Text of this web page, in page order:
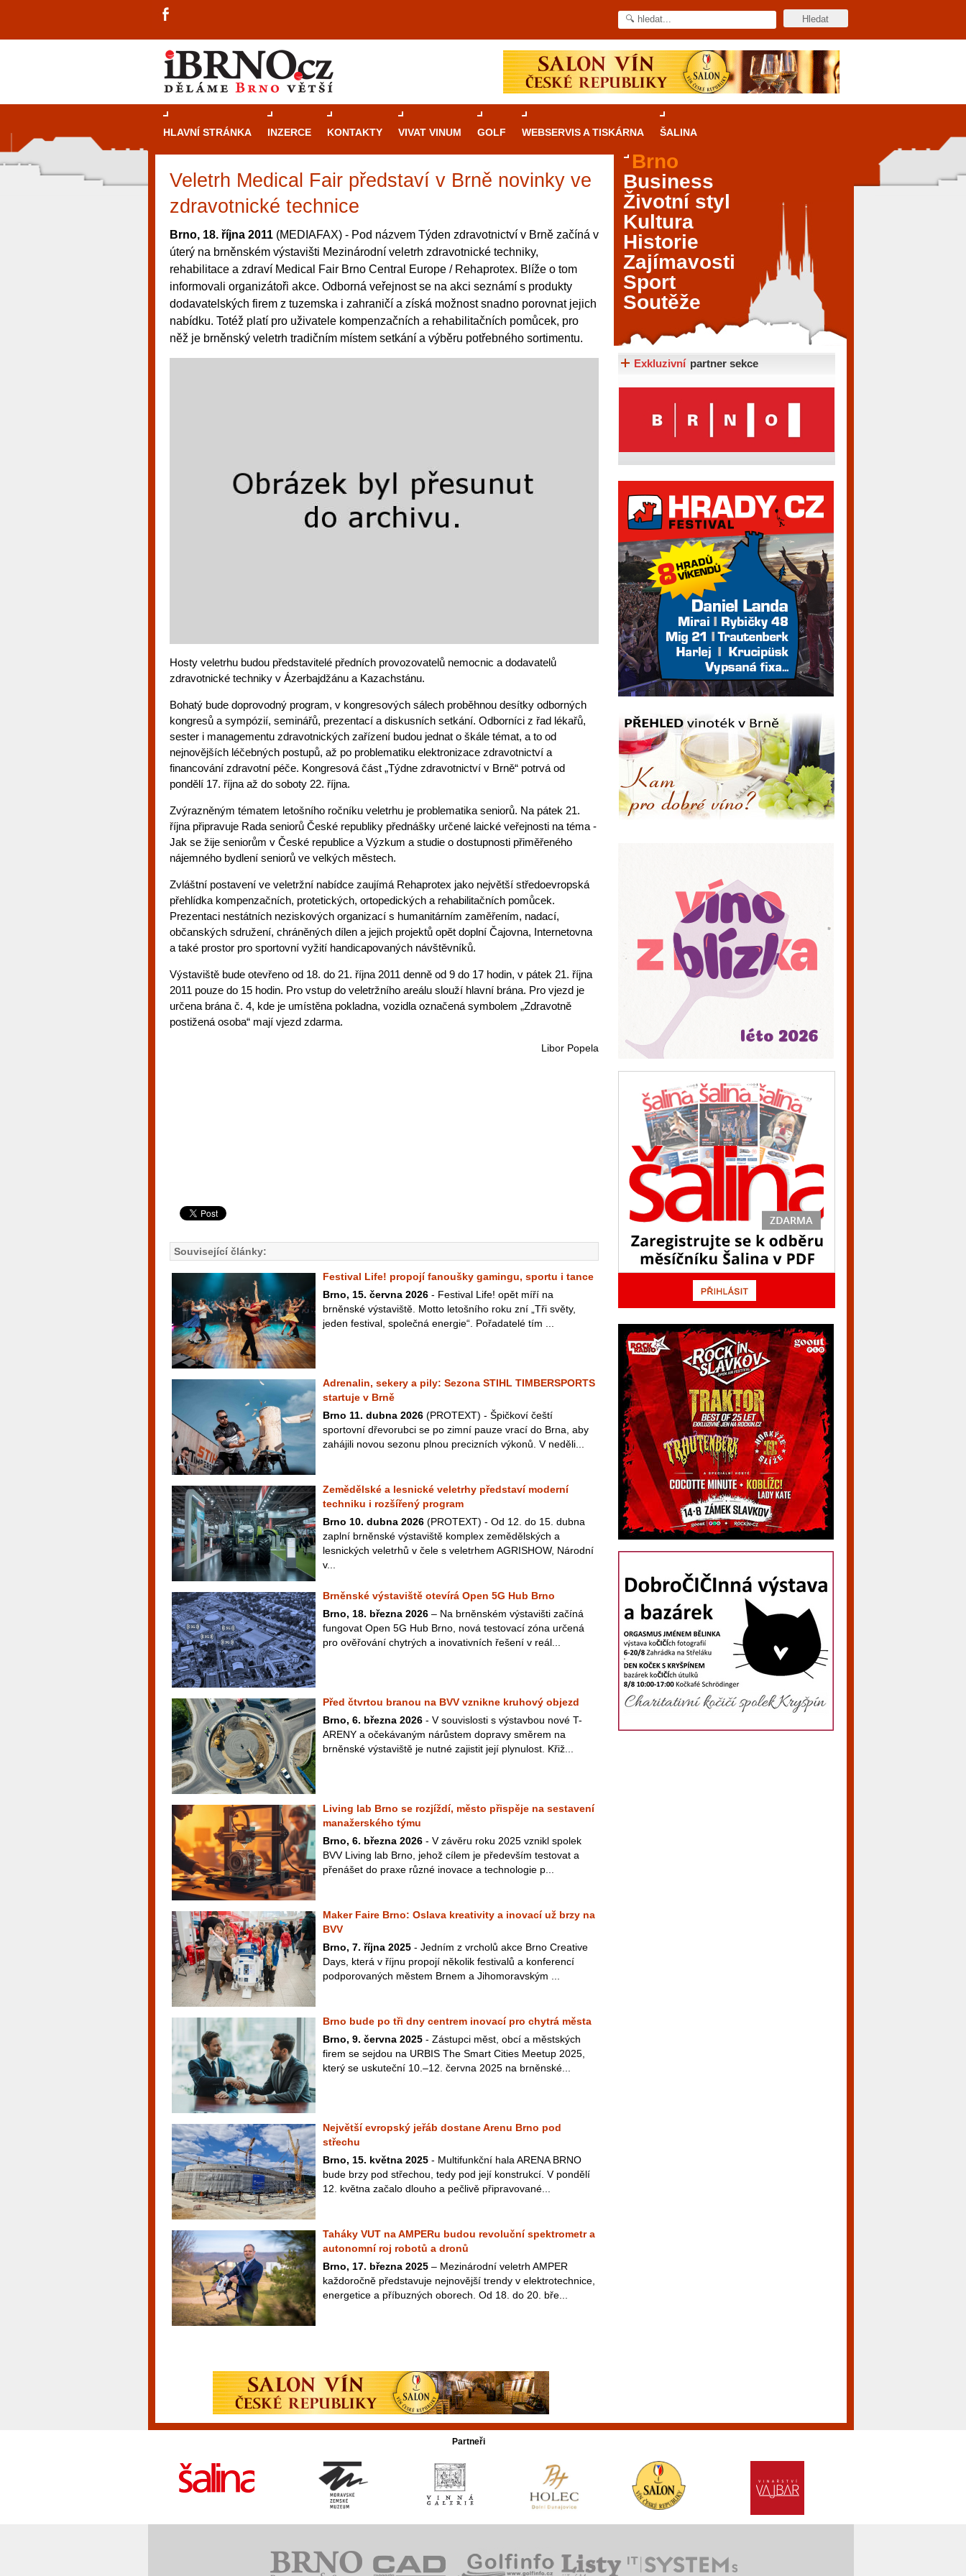
HLAVNÍ STRÁNKA INZERCE KONTAKTY VIVAT VINUM GOLF WEBSERVIS A TISKÁRNA ŠALINA
Veletrh Medical Fair představí v Brně novinky ve
zdravotnické technice
Brno, 18. října 2011 (MEDIAFAX) - Pod názvem Týden zdravotnictví v Brně začíná v
úterý na brněnském výstavišti Mezinárodní veletrh zdravotnické techniky,
rehabilitace a zdraví Medical Fair Brno Central Europe / Rehaprotex. Blíže o tom
informovali organizátoři akce. Odborná veřejnost se na akci seznámí s produkty
dodavatelských firem z tuzemska i zahraničí a získá možnost snadno porovnat jejich
nabídku. Totéž platí pro uživatele kompenzačních a rehabilitačních pomůcek, pro
něž je brněnský veletrh tradičním místem setkání a výběru potřebného sortimentu.
Hosty veletrhu budou představitelé předních provozovatelů nemocnic a dodavatelů
zdravotnické techniky v Ázerbajdžánu a Kazachstánu.
Bohatý bude doprovodný program, v kongresových sálech proběhnou desítky odborných
kongresů a sympózií, seminářů, prezentací a diskusních setkání. Odborníci z řad lékařů,
sester i managementu zdravotnických zařízení budou jednat o škále témat, a to od
nejnovějších léčebných postupů, až po problematiku elektronizace zdravotnictví a
financování zdravotní péče. Kongresová část „Týdne zdravotnictví v Brně“ potrvá od
pondělí 17. října až do soboty 22. října.
Zvýrazněným tématem letošního ročníku veletrhu je problematika seniorů. Na pátek 21.
října připravuje Rada seniorů České republiky přednášky určené laické veřejnosti na téma -
Jak se žije seniorům v České republice a Výzkum a studie o dostupnosti přiměřeného
nájemného bydlení seniorů ve velkých městech.
Zvláštní postavení ve veletržní nabídce zaujímá Rehaprotex jako největší středoevropská
přehlídka kompenzačních, protetických, ortopedických a rehabilitačních pomůcek.
Prezentaci nestátních neziskových organizací s humanitárním zaměřením, nadací,
občanských sdružení, chráněných dílen a jejich projektů opět doplní Čajovna, Internetovna
a také prostor pro sportovní vyžití handicapovaných návštěvníků.
Výstaviště bude otevřeno od 18. do 21. října 2011 denně od 9 do 17 hodin, v pátek 21. října
2011 pouze do 15 hodin. Pro vstup do veletržního areálu slouží hlavní brána. Pro vjezd je
určena brána č. 4, kde je umístěna pokladna, vozidla označená symbolem „Zdravotně
postižená osoba“ mají vjezd zdarma.
Libor Popela
Související články:
Festival Life! propojí fanoušky gamingu, sportu i tance
Brno, 15. června 2026 - Festival Life! opět míří na
brněnské výstaviště. Motto letošního roku zní „Tři světy,
jeden festival, společná energie“. Pořadatelé tím ...
Adrenalin, sekery a pily: Sezona STIHL TIMBERSPORTS
startuje v Brně
Brno 11. dubna 2026 (PROTEXT) - Špičkoví čeští
sportovní dřevorubci se po zimní pauze vrací do Brna, aby
zahájili novou sezonu plnou precizních výkonů. V neděli...
Zemědělské a lesnické veletrhy představí moderní
techniku i rozšířený program
Brno 10. dubna 2026 (PROTEXT) - Od 12. do 15. dubna
zaplní brněnské výstaviště komplex zemědělských a
lesnických veletrhů v čele s veletrhem AGRISHOW, Národní
v...
Brněnské výstaviště otevírá Open 5G Hub Brno
Brno, 18. března 2026 – Na brněnském výstavišti začíná
fungovat Open 5G Hub Brno, nová testovací zóna určená
pro ověřování chytrých a inovativních řešení v reál...
Před čtvrtou branou na BVV vznikne kruhový objezd
Brno, 6. března 2026 - V souvislosti s výstavbou nové T-
ARENY a očekávaným nárůstem dopravy směrem na
brněnské výstaviště je nutné zajistit její plynulost. Křiž...
Living lab Brno se rozjíždí, město přispěje na sestavení
manažerského týmu
Brno, 6. března 2026 - V závěru roku 2025 vznikl spolek
BVV Living lab Brno, jehož cílem je především testovat a
přenášet do praxe různé inovace a technologie p...
Maker Faire Brno: Oslava kreativity a inovací už brzy na
BVV
Brno, 7. října 2025 - Jedním z vrcholů akce Brno Creative
Days, která v říjnu propojí několik festivalů a konferencí
podporovaných městem Brnem a Jihomoravským ...
Brno bude po tři dny centrem inovací pro chytrá města
Brno, 9. června 2025 - Zástupci měst, obcí a městských
firem se sejdou na URBIS The Smart Cities Meetup 2025,
který se uskuteční 10.–12. června 2025 na brněnské...
Největší evropský jeřáb dostane Arenu Brno pod
střechu
Brno, 15. května 2025 - Multifunkční hala ARENA BRNO
bude brzy pod střechou, tedy pod její konstrukcí. V pondělí
12. května začalo dlouho a pečlivě připravované...
Taháky VUT na AMPERu budou revoluční spektrometr a
autonomní roj robotů a dronů
Brno, 17. března 2025 – Mezinárodní veletrh AMPER
každoročně představuje nejnovější trendy v elektrotechnice,
energetice a příbuzných oborech. Od 18. do 20. bře...
Průvodcekasinovými hrami v Brně: Od
rulety po video automaty
Brno je městem známým pro zajímavé památky, skvělé
restaurace, divadla a univerzity. Mimo jiné je ale také
místem, kde si můžete legálně a bezpečně vyzkoušet
různé kasinové hry. V neustále kvetoucí moravské
metropoli naleznete širokou nabídku her od klasické
rulety až po moderní automaty jak pro pravidelné
návštěvníky, tak pro příležitostné hráče. V...
Celý článek...
Brno
Business
Životní styl
Kultura
Historie
Zajímavosti
Sport
Soutěže
Exkluzivní partner sekce
Partneři